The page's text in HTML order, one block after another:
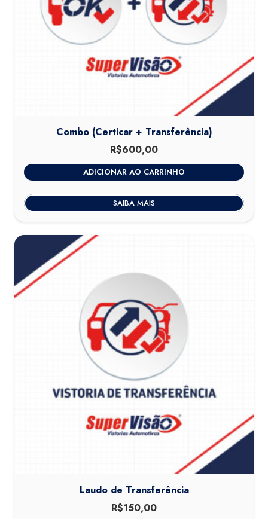
Combo (Certicar + Transferência)
R$600,00
ADICIONAR AO CARRINHO
SAIBA MAIS
Laudo de Transferência
R$150,00